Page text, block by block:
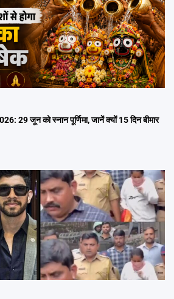
जून को स्नान पूर्णिमा, जानें क्यों 15 दिन बीमार